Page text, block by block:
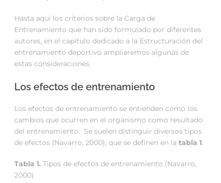
Hasta aquí los criterios sobre la Carga de
Entrenamiento que han sido formulado por diferentes
autores, en el capítulo dedicado a la Estructuración del
entrenamiento deportivo ampliaremos algunas de
estas consideraciones.
Los efectos de entrenamiento
Los efectos de entrenamiento se entienden como los
cambios que ocurren en el organismo como resultado
del entrenamiento. Se suelen distinguir diversos tipos
de efectos (Navarro, 2000), que se definen en la tabla 1.
Tabla 1. Tipos de efectos de entrenamiento (Navarro,
2000)